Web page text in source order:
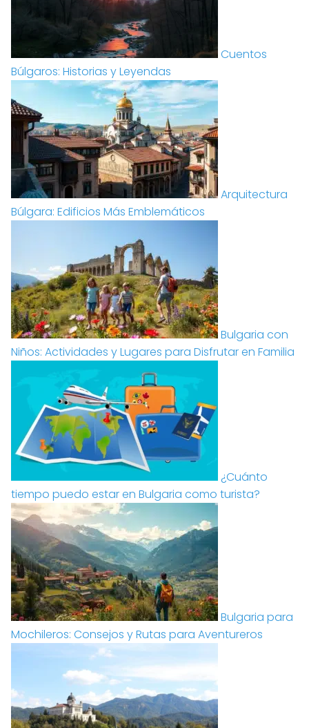
Cuentos
Búlgaros: Historias y Leyendas
Arquitectura
Búlgara: Edificios Más Emblemáticos
Bulgaria con
Niños: Actividades y Lugares para Disfrutar en Familia
¿Cuánto
tiempo puedo estar en Bulgaria como turista?
Bulgaria para
Mochileros: Consejos y Rutas para Aventureros